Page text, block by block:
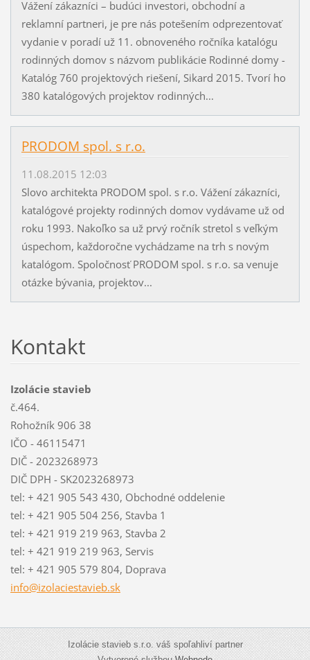
Vážení zákazníci – budúci investori, obchodní a
reklamní partneri, je pre nás potešením odprezentovať
vydanie v poradí už 11. obnoveného ročníka katalógu
rodinných domov s názvom publikácie Rodinné domy -
Katalóg 760 projektových riešení, Sikard 2015. Tvorí ho
380 katalógových projektov rodinných...
PRODOM spol. s r.o.
11.08.2015 12:03
Slovo architekta PRODOM spol. s r.o. Vážení zákazníci,
katalógové projekty rodinných domov vydávame už od
roku 1993. Nakoľko sa už prvý ročník stretol s veľkým
úspechom, každoročne vychádzame na trh s novým
katalógom. Spoločnosť PRODOM spol. s r.o. sa venuje
otázke bývania, projektov...
Kontakt
Izolácie stavieb
č.464.
Rohožník 906 38
IČO - 46115471
DIČ - 2023268973
DIČ DPH - SK2023268973
tel: + 421 905 543 430, Obchodné oddelenie
tel: + 421 905 504 256, Stavba 1
tel: + 421 919 219 963, Stavba 2
tel: + 421 919 219 963, Servis
tel: + 421 905 579 804, Doprava
info@izolaciestavieb.sk
Izolácie stavieb s.r.o. váš spoľahliví partner